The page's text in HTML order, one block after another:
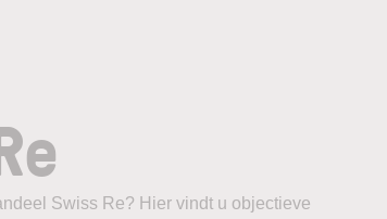
Swiss Re? Hier vindt u objectieve